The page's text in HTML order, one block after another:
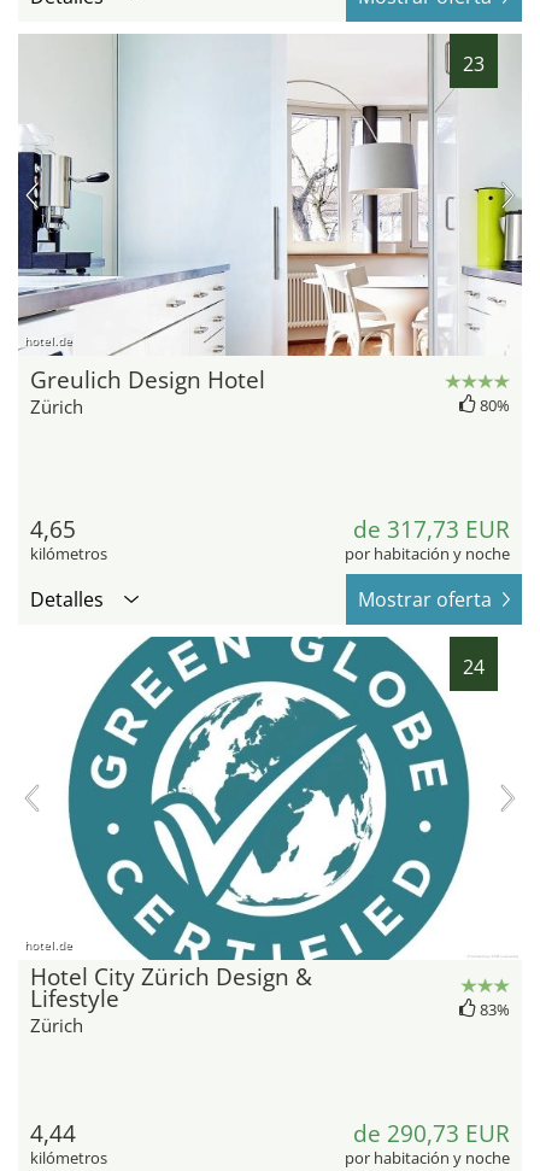
23
hotel.de
Greulich Design Hotel
Zürich 80%
4,65
kilómetros
de 317,73 EUR
por habitación y noche
Detalles Mostrar oferta
24
hotel.de
Hotel City Zürich Design &
Lifestyle
Zürich
83%
4,44
kilómetros
de 290,73 EUR
por habitación y noche